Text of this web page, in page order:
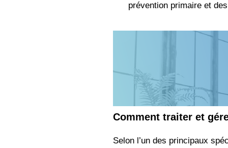
prévention primaire et
Comment traiter et
Selon l’un des principaux